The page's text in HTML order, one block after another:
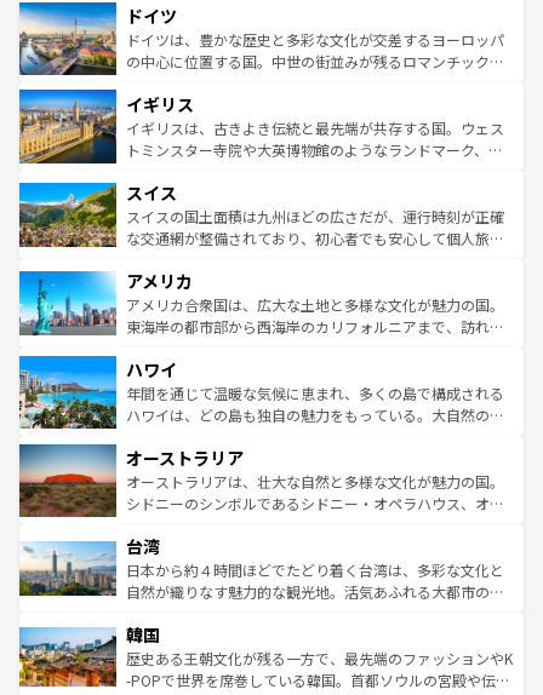
せる。地方によって風土や気候が異なるスペインはその個
性で訪れる人を魅了する。 なお、新着のスペイン情報は コ
ンテンツ一覧を参照してほしい。
で、幅広い魅力が詰まっている。華麗な宮殿、歴史的な大
聖堂、美しいビーチ、そして豊かな自然が、訪れる者を心
から魅了する。また、フランスは美食の国としても知ら
いる。シャンパンの発祥地であるランス、プロヴァンスの
香り高いラベンダー畑など、多彩な楽しみ方が可能だ。さ
らに、パリ以外の地域にも魅力が溢れており、どの街角に
れる地方に足を運ぶとそれぞれで全く異なる文化を体験で
きるだろう。 なお、新着のフランス情報はコンテンツ一覧
を参照してほしい。
ドイツ
ドイツは、豊かな歴史と多彩な文化が交差するヨーロッパ
の中心に位置する国。中世の街並みが残るロマンチック街
顔を持つこの国は、どこを歩いても飽きることがない。ベ
ルリンの文化的活気、バイエルン州のアルプスの絶景、そ
してライン川沿いのワイン畑といった風景は必見。ビール
は、お酒好きな人にはぜひ体験してほしい。 なお、新着の
ドイツ情報はコンテンツ一覧を参照してほしい。
イギリス
イギリスは、古きよき伝統と最先端が共存する国。ウェス
トミンスター寺院や大英博物館のようなランドマーク、歴
リアごとに異なる魅力がある。また、優雅なアフタヌーン
ティー、ビール好きにはたまらない英国パブ、サッカー観
戦など、本場だからこそできる体験も豊富。イギリスを旅
ンツ一覧を参照してほしい。
スイス
スイスの国土面積は九州ほどの広さだが、運行時刻が正確
な交通網が整備されており、初心者でも安心して個人旅行
の建物がそのまま残る町や、スイスならではのユニークな
博物館もあり、アルプス観光だけでなく町歩きも満喫する
ことができる。国民の所得が高いため物価も高いが、旅行
ば市内交通費無料で観光を楽しむこともできる。 なお、新
着のスイス情報はコンテンツ一覧 を参照してほしい。
アメリカ
アメリカ合衆国は、広大な土地と多様な文化が魅力の国。
東海岸の都市部から西海岸のカリフォルニアまで、訪れる
のような巨大都市は、観光、ショッピング、エンターテイ
ンメントが詰まった刺激的なスポットだ。一方、アメリカ
西部には大自然が広がり、グランドキャニオンやイエロー
部のニューオーリンズでは、音楽と美食が融合した独特の
文化が魅力。旅行者はアメリカの各地域で異なる魅力を楽
しみながら、その多様性と豊かな歴史を感じることができ
ならではの贅沢な旅のスタイルだ。 なお、新着のアメリカ
情報はコンテンツ一覧を参照してほしい。
ハワイ
年間を通じて温暖な気候に恵まれ、多くの島で構成される
ハワイは、どの島も独自の魅力をもっている。大自然の神
ワイ島は見逃せない。また、定番の観光地といえばオアフ
島だが、静かな自然を求めるならマウイ島やカウアイ島が
おすすめ。エメラルドグリーンに輝く海をはじめ、豊かな
れるおもてなしの心で訪れる人々を迎えてくれるハワイの
人々、おいしいローカルフードやハワイアンミュージッ
ク、伝統的なフラダンスなど、すべてがハワイの魅力を彩
ワイを、存分に味わってほしい。 なお、新着のハワイ情報
はコンテンツ一覧を参照してほしい。
オーストラリア
オーストラリアは、壮大な自然と多様な文化が魅力の国。
シドニーのシンボルであるシドニー・オペラハウス、オー
リアリーフや大陸中央部にそびえるウルル（エアーズロッ
ク）、タスマニアの美しい原生林やケアンズの熱帯雨林な
ど、見どころがたくさん。また、カフェやワイン、オージ
いる。アクティビティも充実しており、サーフィンやダイ
ビング、ハイキングなど、アウトドア好きにはたまらな
い。オーストラリアの多彩な魅力を存分に味わいつくそ
台湾
日本から約４時間ほどでたどり着く台湾は、多彩な文化と
自然が織りなす魅力的な観光地。活気あふれる大都市の台
ン）、静ひつな山岳地帯である台湾東部など、都市の喧騒
と山間の静けさが共存しており、訪れる人に新しい発見と
驚きをもたらしてくれる。また、奥深い台湾の食文化も魅
韓国
歴史ある王朝文化が残る一方で、最先端のファッションやK
-POPで世界を席巻している韓国。首都ソウルの宮殿や伝統